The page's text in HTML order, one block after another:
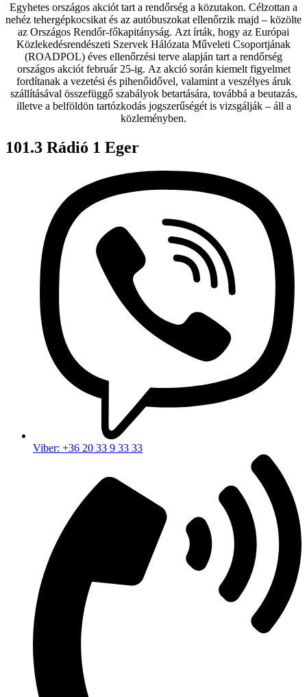
Egyhetes országos akciót tart a rendőrség a közutakon. Célzottan a
nehéz tehergépkocsikat és az autóbuszokat ellenőrzik majd – közölte
az Országos Rendőr-főkapitányság. Azt írták, hogy az Európai
Közlekedésrendészeti Szervek Hálózata Műveleti Csoportjának
(ROADPOL) éves ellenőrzési terve alapján tart a rendőrség
országos akciót február 25-ig. Az akció során kiemelt figyelmet
fordítanak a vezetési és pihenőidővel, valamint a veszélyes áruk
szállításával összefüggő szabályok betartására, továbbá a beutazás,
illetve a belföldön tartózkodás jogszerűségét is vizsgálják – áll a
közleményben.
101.3 Rádió 1 Eger
Viber: +36 20 33 9 33 33